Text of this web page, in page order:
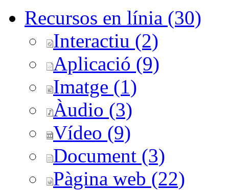
Recursos en línia (30)
Interactiu (2)
Aplicació (9)
Imatge (1)
Àudio (3)
Vídeo (9)
Document (3)
Pàgina web (22)